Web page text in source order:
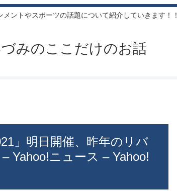
メントやスポーツの話題について紹介していきます！！
みのここだけのお話
」明日開催、昨年のリバ
Yahoo!ニュース – Yahoo!